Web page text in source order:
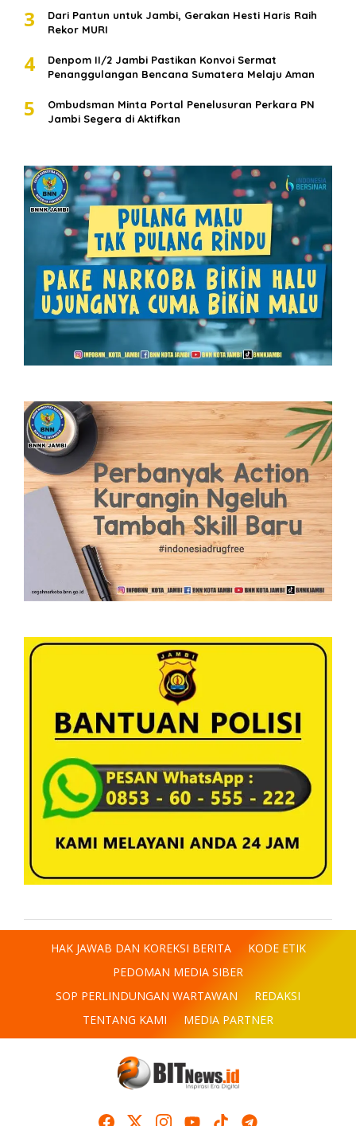
3
Dari Pantun untuk Jambi, Gerakan Hesti Haris Raih
Rekor MURI
4
Denpom II/2 Jambi Pastikan Konvoi Sermat
Penanggulangan Bencana Sumatera Melaju Aman
5
Ombudsman Minta Portal Penelusuran Perkara PN
Jambi Segera di Aktifkan
HAK JAWAB DAN KOREKSI BERITA
KODE ETIK
PEDOMAN MEDIA SIBER
SOP PERLINDUNGAN WARTAWAN
REDAKSI
TENTANG KAMI
MEDIA PARTNER